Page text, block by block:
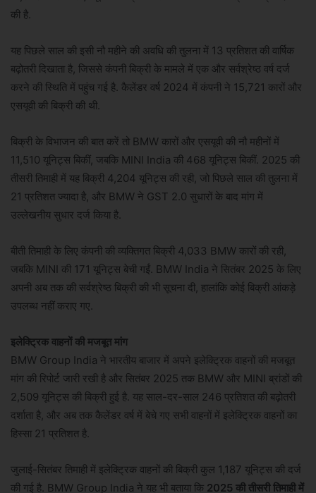
की है.
यह पिछले साल की इसी नौ महीने की अवधि की तुलना में 13 प्रतिशत की वार्षिक
बढ़ोतरी दिखाता है, जिससे कंपनी बिक्री के मामले में एक और सर्वश्रेष्ठ वर्ष दर्ज
करने की स्थिति में पहुंच गई है. कैलेंडर वर्ष 2024 में कंपनी ने 15,721 कारों और
एसयूवी की बिक्री की थी.
बिक्री के विभाजन की बात करें तो BMW कारों और एसयूवी की नौ महीनों में
11,510 यूनिट्स बिकीं, जबकि MINI India की 468 यूनिट्स बिकीं. 2025 की
तीसरी तिमाही में यह बिक्री 4,204 यूनिट्स की रही, जो पिछले साल की तुलना में
21 प्रतिशत ज्यादा है, और BMW ने GST 2.0 सुधारों के बाद मांग में
उल्लेखनीय सुधार दर्ज किया है.
बीती तिमाही के लिए कंपनी की व्यक्तिगत बिक्री 4,033 BMW कारों की रही,
जबकि MINI की 171 यूनिट्स बेची गईं. BMW India ने सितंबर 2025 के लिए
अपनी अब तक की सर्वश्रेष्ठ बिक्री की भी सूचना दी, हालांकि कोई बिक्री आंकड़े
उपलब्ध नहीं कराए गए.
इलेक्ट्रिक वाहनों की मजबूत मांग
BMW Group India ने भारतीय बाजार में अपने इलेक्ट्रिक वाहनों की मजबूत
मांग की रिपोर्ट जारी रखी है और सितंबर 2025 तक BMW और MINI ब्रांडों की
2,509 यूनिट्स की बिक्री हुई है. यह साल-दर-साल 246 प्रतिशत की बढ़ोतरी
दर्शाता है, और अब तक कैलेंडर वर्ष में बेचे गए सभी वाहनों में इलेक्ट्रिक वाहनों का
हिस्सा 21 प्रतिशत है.
जुलाई-सितंबर तिमाही में इलेक्ट्रिक वाहनों की बिक्री कुल 1,187 यूनिट्स की दर्ज
की गई है. BMW Group India ने यह भी बताया कि 2025 की तीसरी तिमाही में